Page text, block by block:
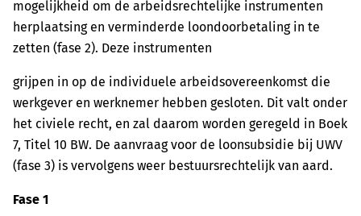
mogelijkheid om de arbeidsrechtelijke instrumenten
herplaatsing en verminderde loondoorbetaling in te
zetten (fase 2). Deze instrumenten
grijpen in op de individuele arbeidsovereenkomst die
werkgever en werknemer hebben gesloten. Dit valt onder
het civiele recht, en zal daarom worden geregeld in Boek
7, Titel 10 BW. De aanvraag voor de loonsubsidie bij UWV
(fase 3) is vervolgens weer bestuursrechtelijk van aard.
Fase 1